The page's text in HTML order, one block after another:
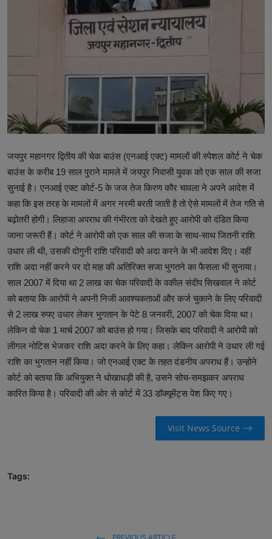
Poll
Contact
Gallery
Terms of Service
Privacy Policy
Cookies Policy
जयपुर महानगर द्वितीय की चेक बाउंस (एनआई एक्ट) मामलों की स्पेशल कोर्ट ने चेक
बाउंस के करीब 19 साल पुराने मामले में जयपुर निवासी युवक को एक साल की सजा
सुनाई है। एनआई एक्ट कोर्ट-5 के जज तेज किरण कौर चावला ने अपने आदेश में
कहा कि इस तरह के मामलों में अगर नरमी बरती जाती है तो ऐसे मामलों में तेज गति से
बढ़ोतरी होगी। लिहाजा अपराध की गंभीरता को देखते हुए आरोपी को दंडित किया
जाना जरूरी हैं। कोर्ट ने आरोपी को एक साल की सजा के साथ-साथ जितनी राशि
उधार ली थी, उसकी दोगुनी राशि परिवादी को अदा करने के भी आदेश दिए। वहीं
राशि अदा नहीं करने पर दो माह की अतिरिक्त सजा भुगतने का फैसला भी सुनाया।
साल 2007 में दिया था 2 लाख का चेक परिवादी के वकील संदीप सिखवाल ने कोर्ट
को बताया कि आरोपी ने अपनी निजी आवश्यकताओं और कर्ज चुकाने के लिए परिवादी
से 2 लाख रुपए उधार लेकर भुगतान के पेटे 8 जनवरी, 2007 को चेक दिया था।
लेकिन वो चेक 1 मार्च 2007 को बाउंस हो गया। जिसके बाद परिवादी ने आरोपी को
लीगल नोटिस भेजकर राशि अदा करने के लिए कहा। लेकिन आरोपी ने उधार ली गई
राशि का भुगतान नहीं किया। जो एनआई एक्ट के तहत दंडनीय अपराध हैं। उन्होने
कोर्ट को बताया कि अभियुक्त ने धोखाधड़ी की है, उसने सोच-समझकर अपराध
कारित किया है। परिवादी की ओर से कोर्ट में 33 डॉक्यूमेंट्स पेश किए गए।
Visit News Source
Tags: